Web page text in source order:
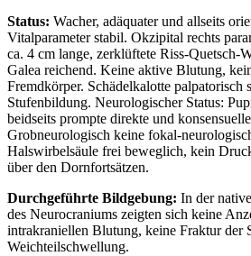
Status: Wacher, adäquater und allseits
Vitalparameter stabil. Okzipital rechts
ca. 4 cm lange, zerklüftete Riss-Quetsch-
Galea reichend. Keine aktive Blutung,
Fremdkörper. Schädelkalotte palpatorisch
Stufenbildung. Neurologischer Status:
beidseits prompte direkte und
Grobneurologisch keine fokal-
Halswirbelsäule frei beweglich, kein
über den Dornfortsätzen.
Durchgeführte Bildgebung: In der
des Neurocraniums zeigten sich keine
intrakraniellen Blutung, keine Fraktur der
Weichteilschwellung.